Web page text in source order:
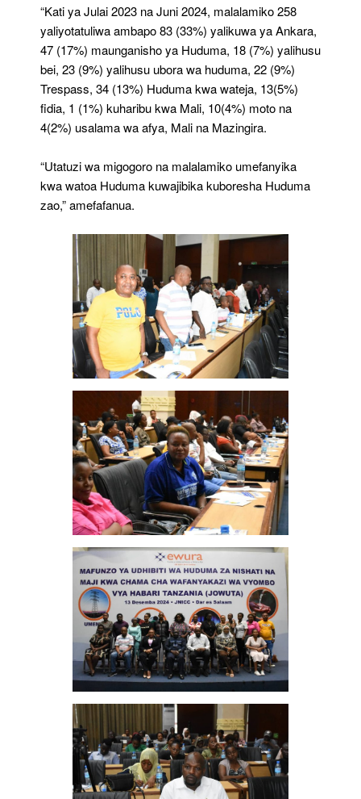
“Kati ya Julai 2023 na Juni 2024, malalamiko 258
yaliyotatuliwa ambapo 83 (33%) yalikuwa ya Ankara,
47 (17%) maunganisho ya Huduma, 18 (7%) yalihusu
bei, 23 (9%) yalihusu ubora wa huduma, 22 (9%)
Trespass, 34 (13%) Huduma kwa wateja, 13(5%)
fidia, 1 (1%) kuharibu kwa Mali, 10(4%) moto na
4(2%) usalama wa afya, Mali na Mazingira.
“Utatuzi wa migogoro na malalamiko umefanyika
kwa watoa Huduma kuwajibika kuboresha Huduma
zao,” amefafanua.